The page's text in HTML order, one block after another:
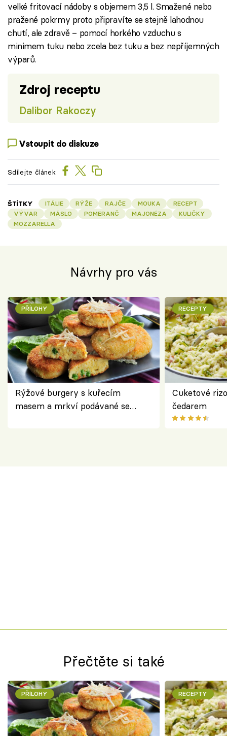
velké fritovací nádoby s objemem 3,5 l. Smažené nebo
pražené pokrmy proto připravíte se stejně lahodnou
chutí, ale zdravě – pomocí horkého vzduchu s
minimem tuku nebo zcela bez tuku a bez nepříjemných
výparů.
Zdroj receptu
Dalibor Rakoczy
Vstoupit do diskuze
Sdílejte článek
ŠTÍTKY ITÁLIE RÝŽE RAJČE MOUKA
RECEPT
VÝVAR
MÁSLO POMERANČ MAJONÉZA
KULIČKY
MOZZARELLA
Návrhy pro vás
PŘÍLOHY
Rýžové burgery s kuřecím
masem a mrkví podávané se
RECEPTY
Cuketové
čedarem
Přečtěte si také
PŘÍLOHY RECEPTY